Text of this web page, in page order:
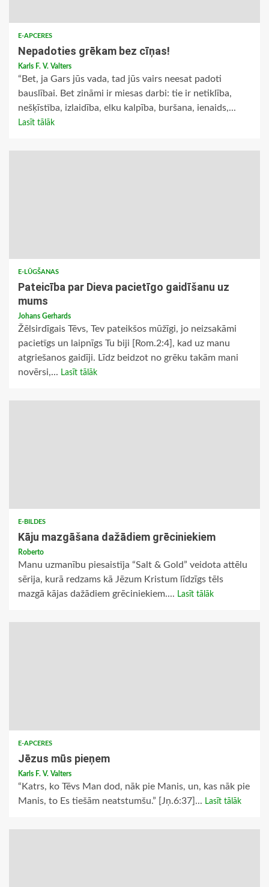
E-APCERES
Nepadoties grēkam bez cīņas!
Karls F. V. Valters
“Bet, ja Gars jūs vada, tad jūs vairs neesat padoti
bauslībai. Bet zināmi ir miesas darbi: tie ir netiklība,
nešķīstība, izlaidība, elku kalpība, buršana, ienaids,...
Lasīt tālāk
E-LŪGŠANAS
Pateicība par Dieva pacietīgo gaidīšanu uz
mums
Johans Gerhards
Žēlsirdīgais Tēvs, Tev pateikšos mūžīgi, jo neizsakāmi
pacietīgs un laipnīgs Tu biji [Rom.2:4], kad uz manu
atgriešanos gaidīji. Līdz beidzot no grēku takām mani
novērsi,... Lasīt tālāk
E-BILDES
Kāju mazgāšana dažādiem grēciniekiem
Roberto
Manu uzmanību piesaistīja “Salt & Gold” veidota attēlu
sērija, kurā redzams kā Jēzum Kristum līdzīgs tēls
mazgā kājas dažādiem grēciniekiem.... Lasīt tālāk
E-APCERES
Jēzus mūs pieņem
Karls F. V. Valters
“Katrs, ko Tēvs Man dod, nāk pie Manis, un, kas nāk pie
Manis, to Es tiešām neatstumšu.” [Jņ.6:37]... Lasīt tālāk